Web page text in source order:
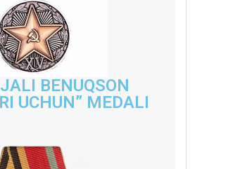
BENUQSON
UCHUN” MEDALI